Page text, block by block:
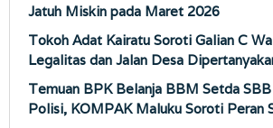
Jatuh Miskin pada Maret 2026
Tokoh Adat Kairatu Soroti Galian C
Legalitas dan Jalan Desa
Temuan BPK Belanja BBM Setda
Polisi, KOMPAK Maluku Soroti Peran